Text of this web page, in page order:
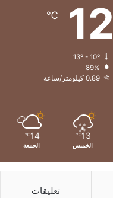
12
℃
89%
0.89 كيلومتر/ساعة
13
℃
الخميس
14
℃
الجمعة
تعليقات